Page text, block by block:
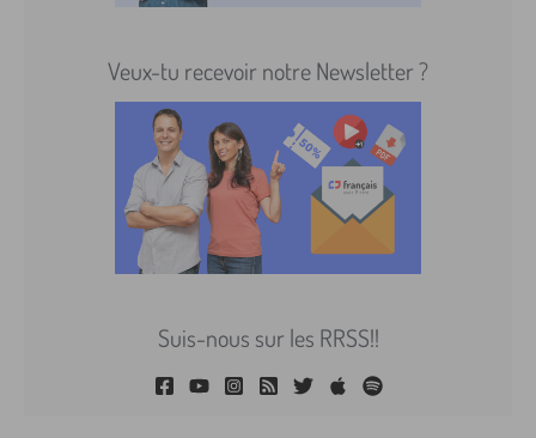
Veux-tu recevoir notre Newsletter ?
Suis-nous sur les RRSS!!